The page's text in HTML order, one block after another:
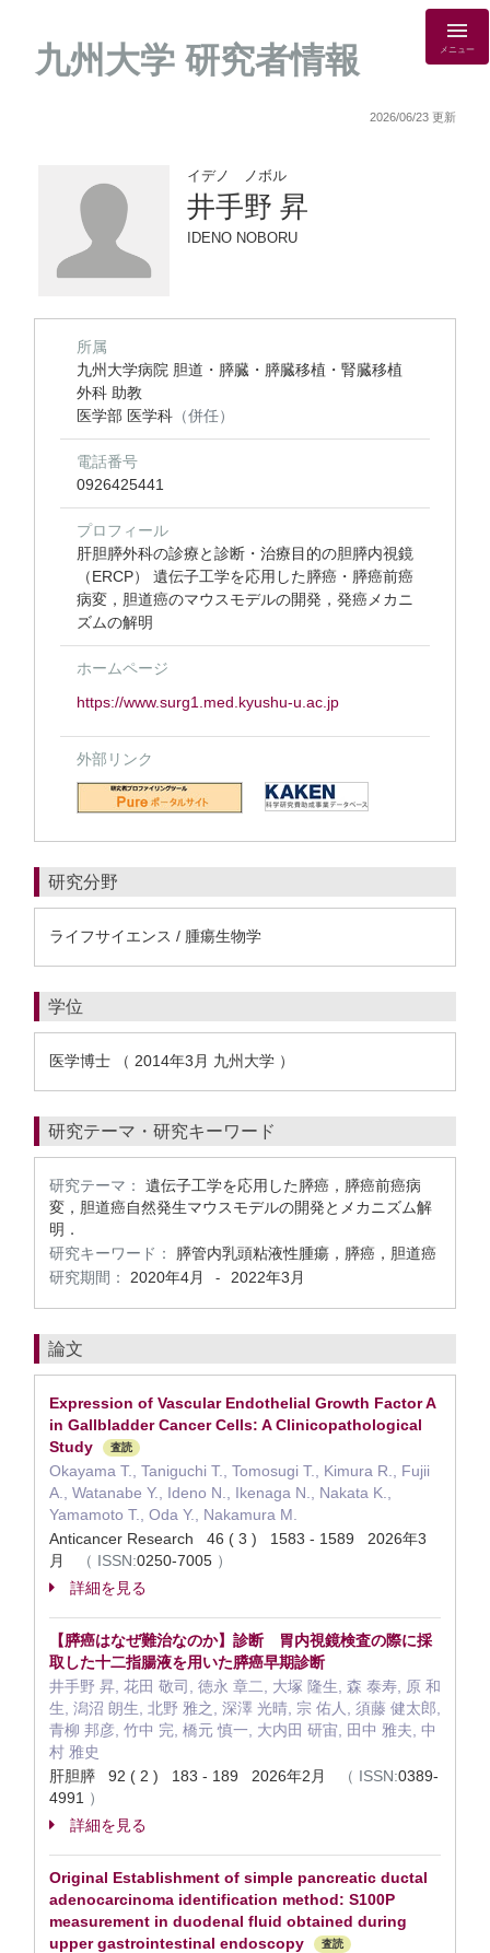
九州大学 研究者情報 メニュー
2026/06/23 更新
イデノ ノボル
井手野 昇
IDENO NOBORU
所属
九州大学病院 胆道・膵臓・膵臓移植・腎臓移植
外科 助教
医学部 医学科 （併任）
電話番号
0926425441
プロフィール
肝胆膵外科の診療と診断・治療目的の胆膵内視鏡
（ERCP） 遺伝子工学を応用した膵癌・膵癌前癌
病変，胆道癌のマウスモデルの開発，発癌メカニ
ズムの解明
ホームページ
https://www.surg1.med.kyushu-u.ac.jp
外部リンク
研究分野
ライフサイエンス / 腫瘍生物学
学位
医学博士 （ 2014年3月 九州大学 ）
研究テーマ・研究キーワード
研究テーマ：
遺伝子工学を応用した膵癌，膵癌前癌病
変，胆道癌自然発生マウスモデルの開発とメカニズム解
明．
研究キーワード：
膵管内乳頭粘液性腫瘍，膵癌，胆道癌
研究期間：
2020年4月 - 2022年3月
論文
Expression of Vascular Endothelial Growth Factor A
in Gallbladder Cancer Cells: A Clinicopathological
Study
査読
Okayama T., Taniguchi T., Tomosugi T., Kimura R., Fujii
A., Watanabe Y., Ideno N., Ikenaga N., Nakata K.,
Yamamoto T., Oda Y., Nakamura M.
Anticancer Research 46 ( 3 ) 1583 - 1589 2026年3
月
（ ISSN:0250-7005 ）
詳細を見る
【膵癌はなぜ難治なのか】診断 胃内視鏡検査の際に採
取した十二指腸液を用いた膵癌早期診断
井手野 昇, 花田 敬司, 徳永 章二, 大塚 隆生, 森 泰寿, 原 和
生, 潟沼 朗生, 北野 雅之, 深澤 光晴, 宗 佑人, 須藤 健太郎,
青柳 邦彦, 竹中 完, 橋元 慎一, 大内田 研宙, 田中 雅夫, 中
村 雅史
肝胆膵 92 ( 2 ) 183 - 189 2026年2月
（ ISSN:0389-
4991 ）
詳細を見る
Original Establishment of simple pancreatic ductal
adenocarcinoma identification method: S100P
measurement in duodenal fluid obtained during
upper gastrointestinal endoscopy
査読